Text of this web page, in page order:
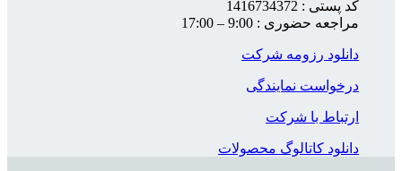
کد پستی : 1416734372
مراجعه حضوری : 9:00 – 17:00
دانلود رزومه شرکت
درخواست نمایندگی
ارتباط با شرکت
دانلود کاتالوگ محصولات